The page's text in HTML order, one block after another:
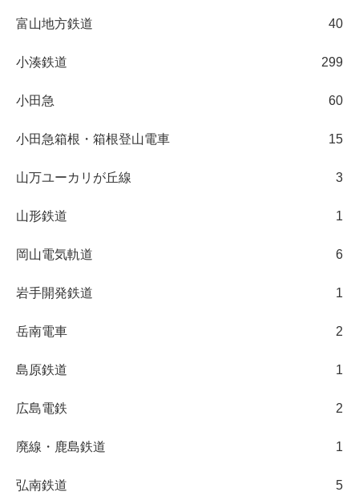
富山地方鉄道 40
小湊鉄道 299
小田急 60
小田急箱根・箱根登山電車 15
山万ユーカリが丘線 3
山形鉄道 1
岡山電気軌道 6
岩手開発鉄道 1
岳南電車 2
島原鉄道 1
広島電鉄 2
廃線・鹿島鉄道 1
弘南鉄道 5